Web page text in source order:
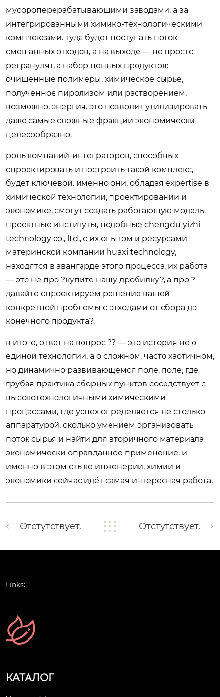
мусороперерабатывающими заводами, а за
интегрированными химико-технологическими
комплексами. туда будет поступать поток
смешанных отходов, а на выходе — не просто
регранулят, а набор ценных продуктов:
очищенные полимеры, химическое сырьё,
полученное пиролизом или растворением,
возможно, энергия. это позволит утилизировать
даже самые сложные фракции экономически
целесообразно.
роль компаний-интеграторов, способных
спроектировать и построить такой комплекс,
будет ключевой. именно они, обладая expertise в
химической технологии, проектировании и
экономике, смогут создать работающую модель.
проектные институты, подобные chengdu yizhi
technology co., ltd., с их опытом и ресурсами
материнской компании huaxi technology,
находятся в авангарде этого процесса. их работа
— это не про ?купите нашу дробилку?, а про ?
давайте спроектируем решение вашей
конкретной проблемы с отходами от сбора до
конечного продукта?.
в итоге, ответ на вопрос ?? — это история не о
единой технологии, а о сложном, часто хаотичном,
но динамично развивающемся поле. поле, где
грубая практика сборных пунктов соседствует с
высокотехнологичными химическими
процессами, где успех определяется не столько
аппаратурой, сколько умением организовать
поток сырья и найти для вторичного материала
экономически оправданное применение. и
именно в этом стыке инженерии, химии и
экономики сейчас идёт самая интересная работа.
Отстутствует. Отстутствует.
Links:
КАТАЛОГ